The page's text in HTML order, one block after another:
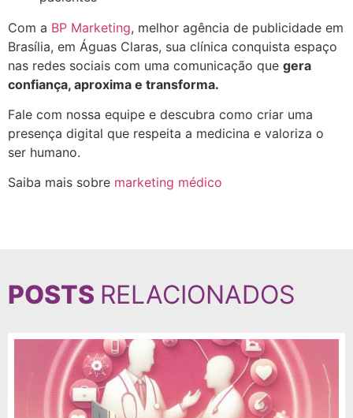
Com a BP Marketing, melhor agência de publicidade em
Brasília, em Águas Claras, sua clínica conquista espaço
nas redes sociais com uma comunicação que gera
confiança, aproxima e transforma.
Fale com nossa equipe e descubra como criar uma
presença digital que respeita a medicina e valoriza o
ser humano.
Saiba mais sobre marketing médico
POSTS RELACIONADOS